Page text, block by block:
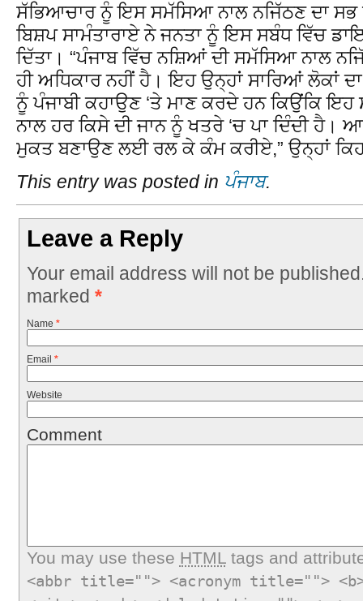
ਸੱਭਿਆਚਾਰ ਨੂੰ ਇਸ ਸਮੱਸਿਆ ਨਾਲ ਨਜਿੱਠਣ ਦਾ
ਬਿਸ਼ਪ ਸਾਮੰਤਾਰਾਏ ਨੇ ਜਨਤਾ ਨੂੰ ਇਸ ਸਬੰਧ ਵਿੱਚ
ਦਿੱਤਾ। “ਪੰਜਾਬ ਵਿੱਚ ਨਸ਼ਿਆਂ ਦੀ ਸਮੱਸਿਆ ਨਾਲ
ਹੀ ਅਧਿਕਾਰ ਨਹੀਂ ਹੈ। ਇਹ ਉਨ੍ਹਾਂ ਸਾਰਿਆਂ ਲੋਕਾਂ
ਨੂੰ ਪੰਜਾਬੀ ਕਹਾਉਣ ‘ਤੇ ਮਾਣ ਕਰਦੇ ਹਨ ਕਿਉਂਕਿ
ਨਾਲ ਹਰ ਕਿਸੇ ਦੀ ਜਾਨ ਨੂੰ ਖਤਰੇ ‘ਚ ਪਾ ਦਿੰਦੀ ਹੈ।
ਮੁਕਤ ਬਣਾਉਣ ਲਈ ਰਲ ਕੇ ਕੰਮ ਕਰੀਏ,” ਉਨ੍ਹਾਂ
This entry was posted in ਪੰਜਾਬ.
Leave a Reply
Your email address will not be
marked *
Name *
Email *
Website
Comment
You may use these HTMLtags and
<abbr title=""> <acronym title="">